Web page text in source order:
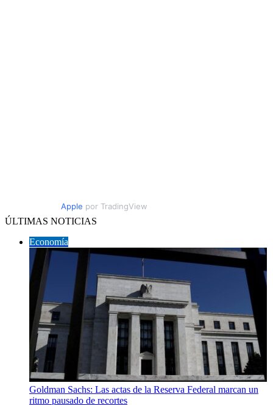
Apple por TradingView
ÚLTIMAS NOTICIAS
Economía
Goldman Sachs: Las actas de la Reserva Federal marcan un
ritmo pausado de recortes